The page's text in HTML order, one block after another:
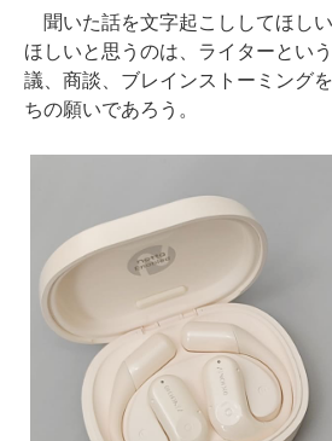
聞いた話を文字起こししてほし
ほしいと思うのは、ライターとい
議、商談、ブレインストーミング
ちの願いであろう。